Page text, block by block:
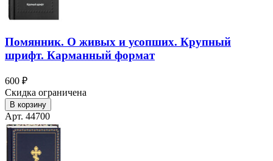
Помянник. О живых и усопших. Крупный
шрифт. Карманный формат
600 ₽
Скидка ограничена
В корзину
Арт. 44700